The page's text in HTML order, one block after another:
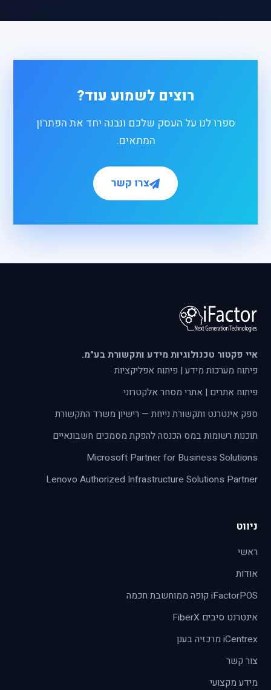
רוצים לשמוע עוד?
ספרו לנו על העסק שלכם ונבנה יחד את הפתרון
המתאים.
צרו קשר
איי פקטור טכנולוגיות מידע ותקשורת בע"מ.
פיתוח מערכות מידע | פיתוח אפליקציות
פיתוח אתרים | אתרי מסחר אלקטרוני
ספק אינטרנט ותקשורת נייחת — רישיון משרד התקשורת
תוכנות רשומות במס הכנסה להפקת מסמכים חשבונאיים
Microsoft Partner for Business Solutions
Lenovo Authorized Infrastructure Solutions Partner
ניווט
ראשי
אודות
iFactorPOS קופה ממוחשבת חכמה
אינטרנט סיבים FiberX
iCentrex מרכזיה בענן
צור קשר
מידע מקצועי